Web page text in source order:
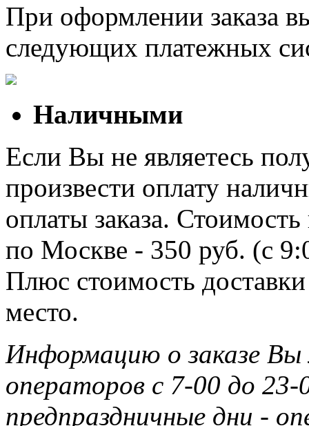
При оформлении заказа
следующих платежных
Наличными
Если Вы не являетесь
произвести оплату
оплаты заказа.
по Москве - 350 руб. (с
Плюс стоимость
место.
Информацию о заказе
операторов с 7-00 до 23-
предпраздничные дни -